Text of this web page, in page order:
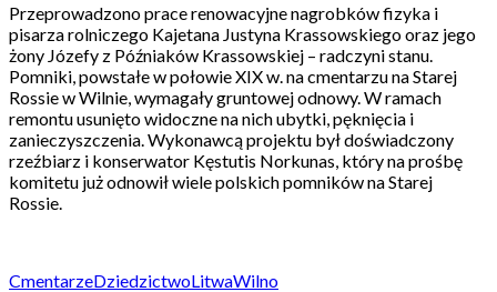
Przeprowadzono prace renowacyjne nagrobków fizyka i
pisarza rolniczego Kajetana Justyna Krassowskiego oraz jego
żony Józefy z Późniaków Krassowskiej – radczyni stanu.
Pomniki, powstałe w połowie XIX w. na cmentarzu na Starej
Rossie w Wilnie, wymagały gruntowej odnowy. W ramach
remontu usunięto widoczne na nich ubytki, pęknięcia i
zanieczyszczenia. Wykonawcą projektu był doświadczony
rzeźbiarz i konserwator Kęstutis Norkunas, który na prośbę
komitetu już odnowił wiele polskich pomników na Starej
Rossie.
CmentarzeDziedzictwoLitwaWilno